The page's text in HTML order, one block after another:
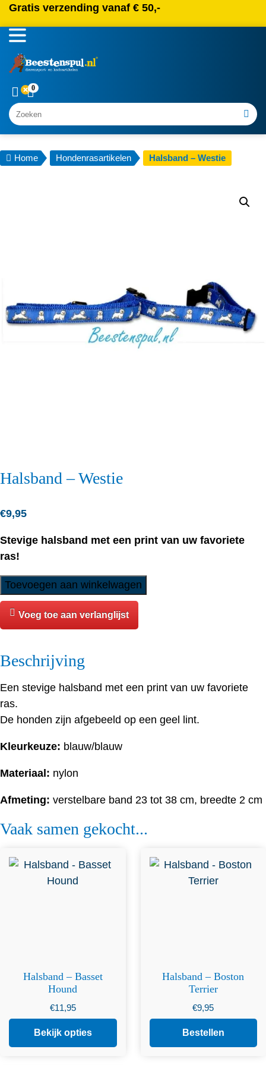
Gratis verzending vanaf € 50,-
0
Zoeken
Home Hondenrasartikelen Halsband – Westie
Halsband – Westie
€9,95
Stevige halsband met een print van uw favoriete
ras!
Halsband
-
Westie
aantal
Toevoegen aan winkelwagen
Voeg toe aan verlanglijst
Beschrijving
Een stevige halsband met een print van uw favoriete
ras.
De honden zijn afgebeeld op een geel lint.
Kleurkeuze: blauw/blauw
Materiaal: nylon
Afmeting: verstelbare band 23 tot 38 cm, breedte 2 cm
Vaak samen gekocht...
Halsband – Basset
Hound
€11,95
Bekijk opties
meerdere variaties. Deze
optie kan gekozen worden
Halsband – Boston
Terrier
€9,95
Bestellen